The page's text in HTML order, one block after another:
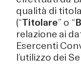
qualità di
(“Titolare” o “
relazione ai
Esercenti
l’utilizzo dei